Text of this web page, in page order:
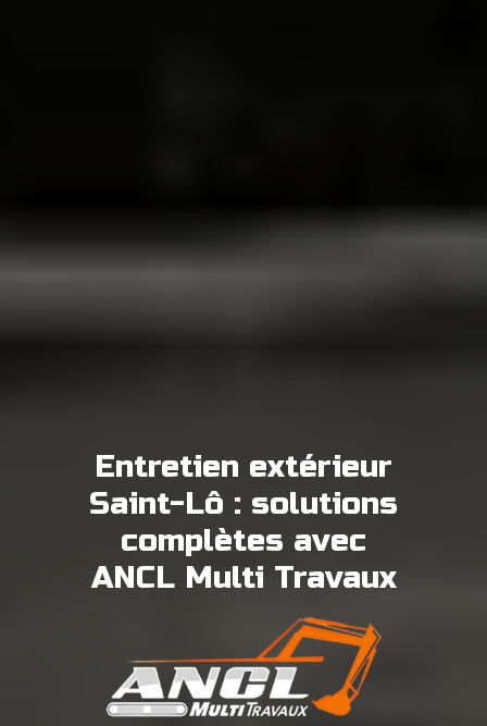
Entretien extérieur
Saint-Lô : solutions
complètes avec
ANCL Multi Travaux